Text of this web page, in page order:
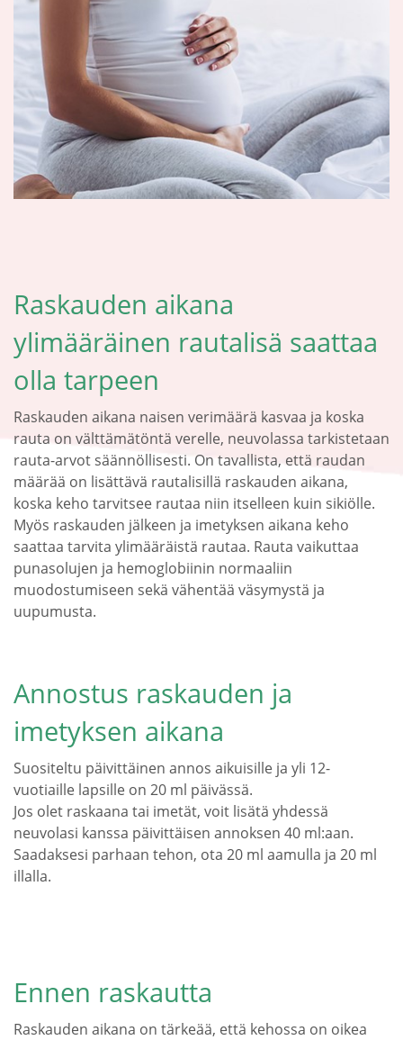
Raskauden aikana
ylimääräinen rautalisä saattaa
olla tarpeen
Raskauden aikana naisen verimäärä kasvaa ja koska
rauta on välttämätöntä verelle, neuvolassa tarkistetaan
rauta-arvot säännöllisesti. On tavallista, että raudan
määrää on lisättävä rautalisillä raskauden aikana,
koska keho tarvitsee rautaa niin itselleen kuin sikiölle.
Myös raskauden jälkeen ja imetyksen aikana keho
saattaa tarvita ylimääräistä rautaa. Rauta vaikuttaa
punasolujen ja hemoglobiinin normaaliin
muodostumiseen sekä vähentää väsymystä ja
uupumusta.
Annostus raskauden ja
imetyksen aikana
Suositeltu päivittäinen annos aikuisille ja yli 12-
vuotiaille lapsille on 20 ml päivässä.
Jos olet raskaana tai imetät, voit lisätä yhdessä
neuvolasi kanssa päivittäisen annoksen 40 ml:aan.
Saadaksesi parhaan tehon, ota 20 ml aamulla ja 20 ml
illalla.
Ennen raskautta
Raskauden aikana on tärkeää, että kehossa on oikea